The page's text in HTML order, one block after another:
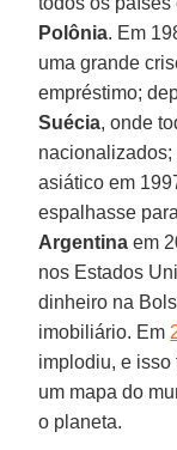
Polônia. Em
uma grande
empréstimo;
Suécia, onde
nacionalizados;
asiático em
espalhasse
Argentina em
nos Estados
dinheiro na
imobiliário. Em
implodiu, e isso
um mapa do
o planeta.